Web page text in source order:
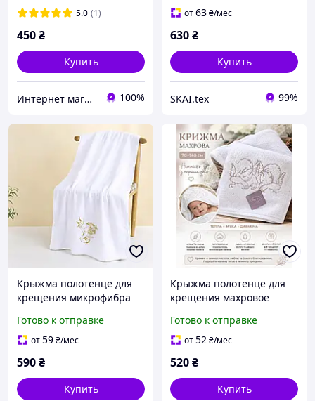
5.0 (1)
450₴
Купить
Интернет магазин тканин "Улюблена Постіль" 100%
от63₴/мес
630₴
Купить
SKAI.tex 99%
Крыжма полотенце для
крещения микрофибра
Готово к отправке
от59₴/мес
590₴
Купить
Крыжма полотенце для
крещения махровое
Готово к отправке
от52₴/мес
520₴
Купить